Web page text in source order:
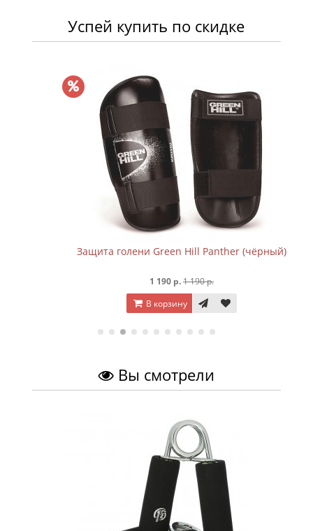
Успей купить по скидке
Защита голени Green Hill Panther (чёрный)
1 190 р. 1 190 р.
В корзину
Вы смотрели